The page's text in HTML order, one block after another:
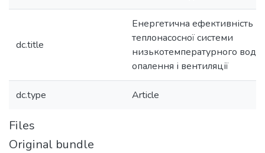
dc.title
Енергетична ефективність
теплонасосної системи
низькотемпературного
опалення і вентиляції
dc.type Article
Files
Original bundle